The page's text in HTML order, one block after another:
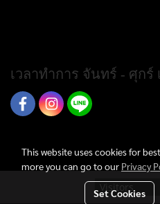
เวลาทำการ จันทร์ - ศุกร์
Visitors
This website uses cookies for
more you can go to our Privacy
Set Cookies